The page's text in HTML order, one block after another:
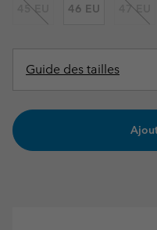
45 EU 46 EU 47 EU
Guide des tailles